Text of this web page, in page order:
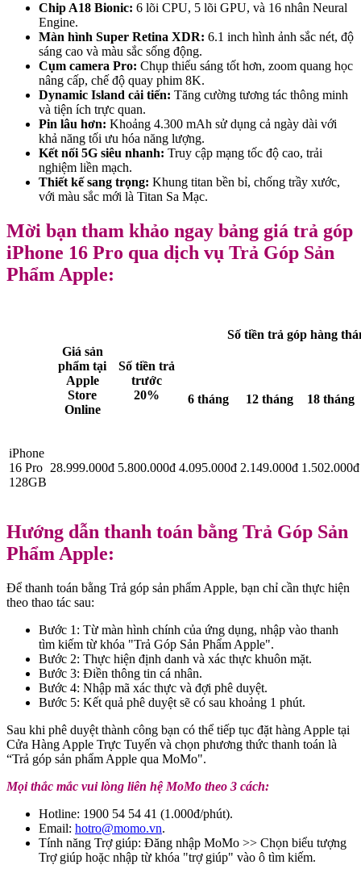
Chip A18 Bionic: 6 lõi CPU, 5 lõi GPU, và 16 nhân Neural
Engine.
Màn hình Super Retina XDR: 6.1 inch hình ảnh sắc nét, độ
sáng cao và màu sắc sống động.
Cụm camera Pro: Chụp thiếu sáng tốt hơn, zoom quang học
nâng cấp, chế độ quay phim 8K.
Dynamic Island cải tiến: Tăng cường tương tác thông minh
và tiện ích trực quan.
Pin lâu hơn: Khoảng 4.300 mAh sử dụng cả ngày dài với
khả năng tối ưu hóa năng lượng.
Kết nối 5G siêu nhanh: Truy cập mạng tốc độ cao, trải
nghiệm liền mạch.
Thiết kế sang trọng: Khung titan bền bỉ, chống trầy xước,
với màu sắc mới là Titan Sa Mạc.
Mời bạn tham khảo ngay bảng giá trả góp
iPhone 16 Pro qua dịch vụ Trả Góp Sản
Phẩm Apple:
Giá sản
phẩm tại
Apple
Store
Online
Số tiền trả
trước
20%
Số tiền trả góp hàng
6 tháng 12 tháng 18 tháng
iPhone
16 Pro
128GB
28.999.000đ 5.800.000đ 4.095.000đ 2.149.000đ 1.502.000đ
Hướng dẫn thanh toán bằng Trả Góp Sản
Phẩm Apple:
Để thanh toán bằng Trả góp sản phẩm Apple, bạn chỉ cần thực hiện
theo thao tác sau:
Bước 1: Từ màn hình chính của ứng dụng, nhập vào thanh
tìm kiếm từ khóa "Trả Góp Sản Phẩm Apple".
Bước 2: Thực hiện định danh và xác thực khuôn mặt.
Bước 3: Điền thông tin cá nhân.
Bước 4: Nhập mã xác thực và đợi phê duyệt.
Bước 5: Kết quả phê duyệt sẽ có sau khoảng 1 phút.
Sau khi phê duyệt thành công bạn có thể tiếp tục đặt hàng Apple tại
Cửa Hàng Apple Trực Tuyến và chọn phương thức thanh toán là
“Trả góp sản phẩm Apple qua MoMo".
Mọi thắc mắc vui lòng liên hệ MoMo theo 3 cách:
Hotline: 1900 54 54 41 (1.000đ/phút).
Email: hotro@momo.vn.
Tính năng Trợ giúp: Đăng nhập MoMo >> Chọn biểu tượng
Trợ giúp hoặc nhập từ khóa "trợ giúp" vào ô tìm kiếm.